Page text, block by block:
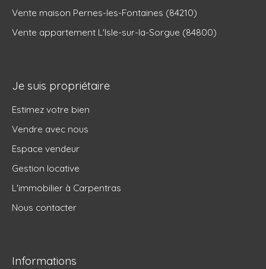
Vente maison Pernes-les-Fontaines (84210)
Vente appartement L'Isle-sur-la-Sorgue (84800)
Je suis propriétaire
Estimez votre bien
Vendre avec nous
Espace vendeur
Gestion locative
L'immobilier à Carpentras
Nous contacter
Informations